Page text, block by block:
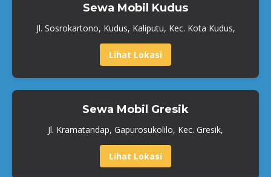
Sewa Mobil Kudus
Jl. Sosrokartono, Kudus, Kaliputu, Kec. Kota Kudus,
Lihat Lokasi
Sewa Mobil Gresik
Jl. Kramatandap, Gapurosukolilo, Kec. Gresik,
Lihat Lokasi